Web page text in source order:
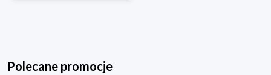
Polecane promocje